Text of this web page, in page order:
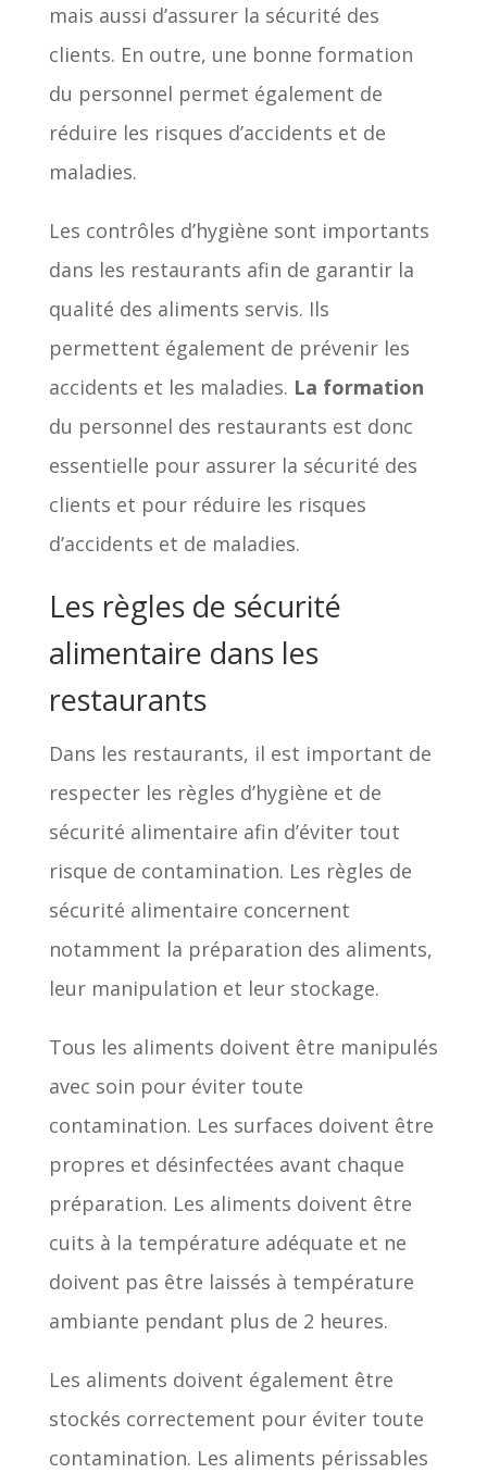
mais aussi d’assurer la sécurité des
clients. En outre, une bonne formation
du personnel permet également de
réduire les risques d’accidents et de
maladies.
Les contrôles d’hygiène sont importants
dans les restaurants afin de garantir la
qualité des aliments servis. Ils
permettent également de prévenir les
accidents et les maladies. La formation
du personnel des restaurants est donc
essentielle pour assurer la sécurité des
clients et pour réduire les risques
d’accidents et de maladies.
Les règles de sécurité
alimentaire dans les
restaurants
Dans les restaurants, il est important de
respecter les règles d’hygiène et de
sécurité alimentaire afin d’éviter tout
risque de contamination. Les règles de
sécurité alimentaire concernent
notamment la préparation des aliments,
leur manipulation et leur stockage.
Tous les aliments doivent être manipulés
avec soin pour éviter toute
contamination. Les surfaces doivent être
propres et désinfectées avant chaque
préparation. Les aliments doivent être
cuits à la température adéquate et ne
doivent pas être laissés à température
ambiante pendant plus de 2 heures.
Les aliments doivent également être
stockés correctement pour éviter toute
contamination. Les aliments périssables